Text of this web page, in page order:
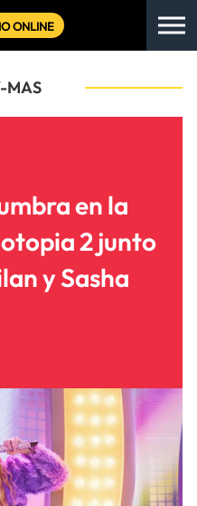
ONLINE
MAS
en la
2 junto
y Sasha